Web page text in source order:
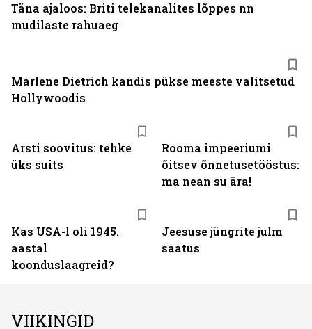
Arsti soovitus: tehke
üks suits
Rooma impeeriumi
õitsev õnnetusetööstus:
ma nean su ära!
Kas USA-l oli 1945.
aastal
koonduslaagreid?
Jeesuse jüngrite julm
saatus
Täna ajaloos: Briti telekanalites lõppes nn
mudilaste rahuaeg
Marlene Dietrich kandis pükse meeste valitsetud
Hollywoodis
VIIKINGID